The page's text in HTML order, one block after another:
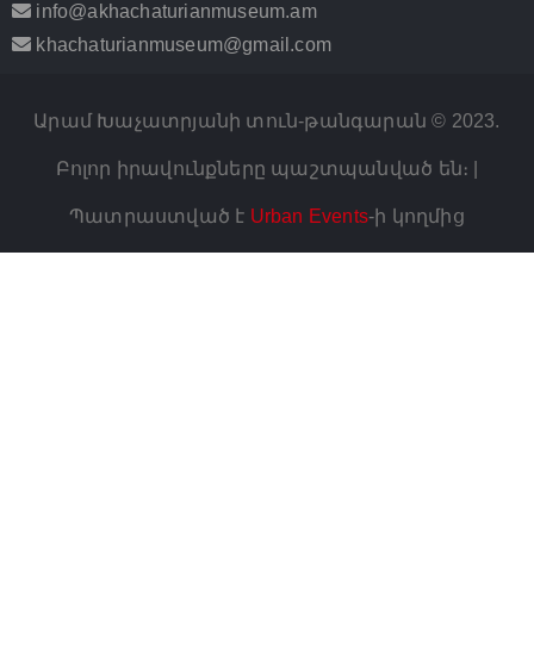
info@akhachaturianmuseum.am
khachaturianmuseum@gmail.com
Արամ Խաչատրյանի տուն-թանգարան © 2023.
Բոլոր իրավունքները պաշտպանված են։ |
Պատրաստված է Urban Events-ի կողմից